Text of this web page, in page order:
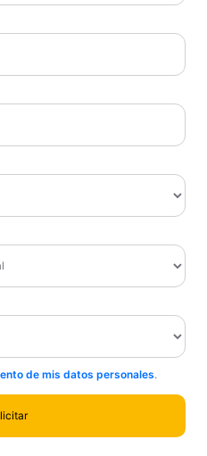
de mis datos personales.